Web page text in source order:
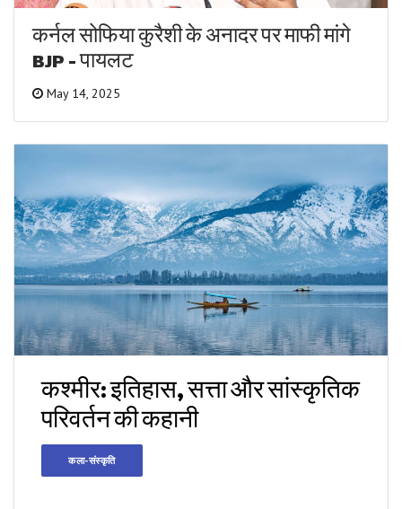
कर्नल सोफिया कुरैशी के अनादर पर माफी मांगे
BJP - पायलट
May 14, 2025
कश्मीर: इतिहास, सत्ता और सांस्कृतिक
परिवर्तन की कहानी
कला-संस्कृति